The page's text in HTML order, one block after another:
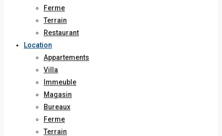
Ferme
Terrain
Restaurant
Location
Appartements
Villa
Immeuble
Magasin
Bureaux
Ferme
Terrain